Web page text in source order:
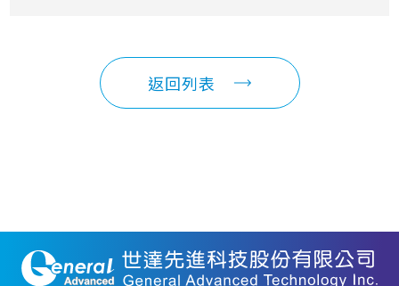
返回列表